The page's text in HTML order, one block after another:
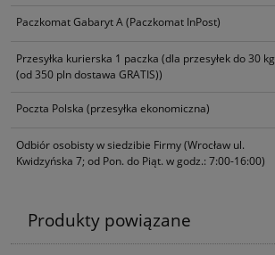
Paczkomat Gabaryt A(Paczkomat InPost)
Przesyłka kurierska 1 paczka (dla przesyłek do 30 kg
(od 350 pln dostawa GRATIS))
Poczta Polska (przesyłka ekonomiczna)
Odbiór osobisty w siedzibie Firmy(Wrocław ul.
Kwidzyńska 7; od Pon. do Piąt. w godz.: 7:00-16:00)
Produkty powiązane